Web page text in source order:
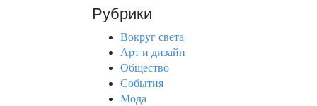
c
Рубрики
Вокруг света
Арт и дизайн
Общество
События
Мода